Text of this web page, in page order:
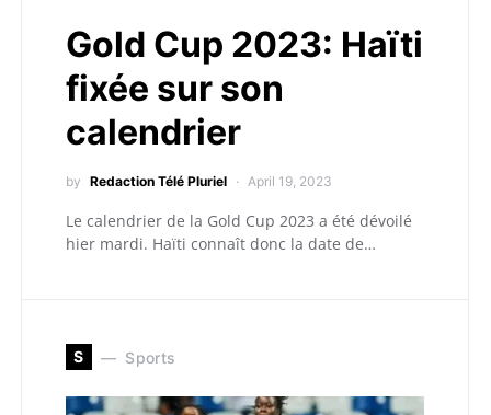
Gold Cup 2023: Haïti
fixée sur son
calendrier
by Redaction Télé Pluriel April 19, 2023
Le calendrier de la Gold Cup 2023 a été dévoilé
hier mardi. Haïti connaît donc la date de…
S Sports